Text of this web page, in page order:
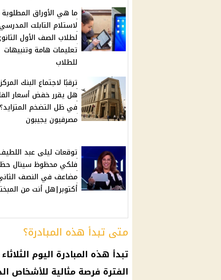
ما هي الأوراق المطلوبة
لاستلام التابلت
لطلاب الصف الأول
تعليمات هامة وتنبيهات
للطلاب
ترقبًا لاجتماع البنك
هل يقرر خفض أسعار
في ظل التضخم المتزايد؟
مصرفيون يجيبون
توقعات ليلى عبد
فلكي محظوظ سينال حظ
مضاعف في النصف
أكتوبر|هل أنت من
متى تبدأ هذه المبادرة؟
تبدأ هذه المبادرة اليوم
الفترة فرصة مثالية للأشخاص